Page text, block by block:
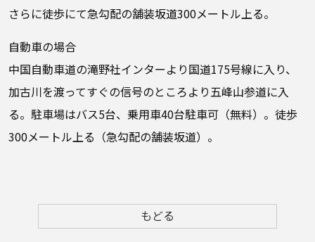
さらに徒歩にて急勾配の舗装坂道300メートル上る。
自動車の場合
中国自動車道の滝野社インターより国道175号線に入り、
加古川を渡ってすぐの信号のところより五峰山参道に入
る。駐車場はバス5台、乗用車40台駐車可（無料）。徒歩
300メートル上る（急勾配の舗装坂道）。
もどる